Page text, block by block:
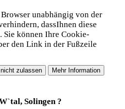
unabhängig von der
dassIhnen diese
Sie können Ihre Cookie-
den Link in der Fußzeile
Solingen ?